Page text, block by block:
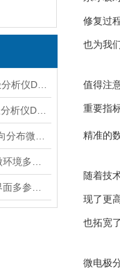
修复过
也为我
值得注
重要指
精准的
随着技
现了更
也拓宽
微电极